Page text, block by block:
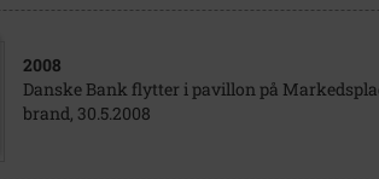
2008
Danske Bank flytter i pavillon på
brand, 30.5.2008